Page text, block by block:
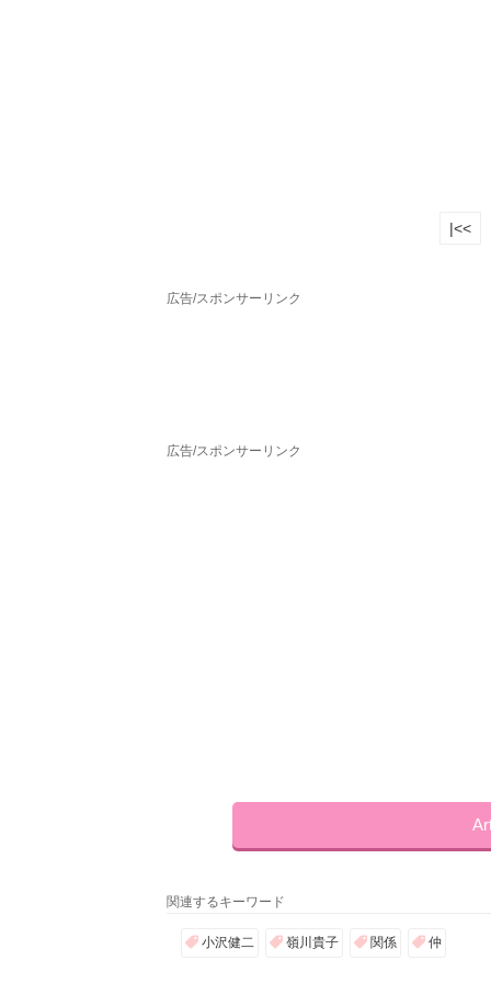
|<<
広告/スポンサーリンク
広告/スポンサーリンク
関連するキーワード
小沢健二 嶺川貴子 関係 仲